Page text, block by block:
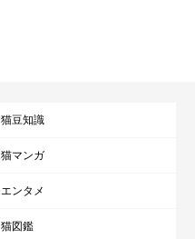
猫豆知識
猫マンガ
エンタメ
猫図鑑